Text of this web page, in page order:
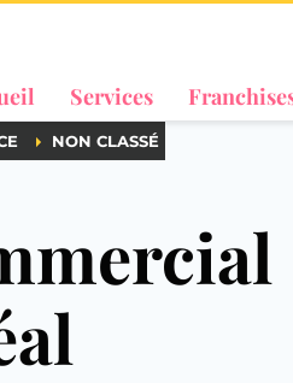
Services
NON CLASSÉ